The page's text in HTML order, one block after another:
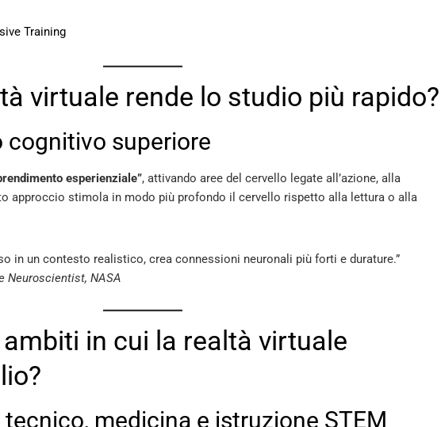
Training
virtuale rende lo studio più rapido?
cognitivo superiore
esperienziale”, attivando aree del cervello legate all’azione, alla
approccio stimola in modo più profondo il cervello rispetto alla lettura o alla
in un contesto realistico, crea connessioni neuronali più forti e durature.”
Neuroscientist, NASA
in cui la realtà virtuale
medicina e istruzione STEM